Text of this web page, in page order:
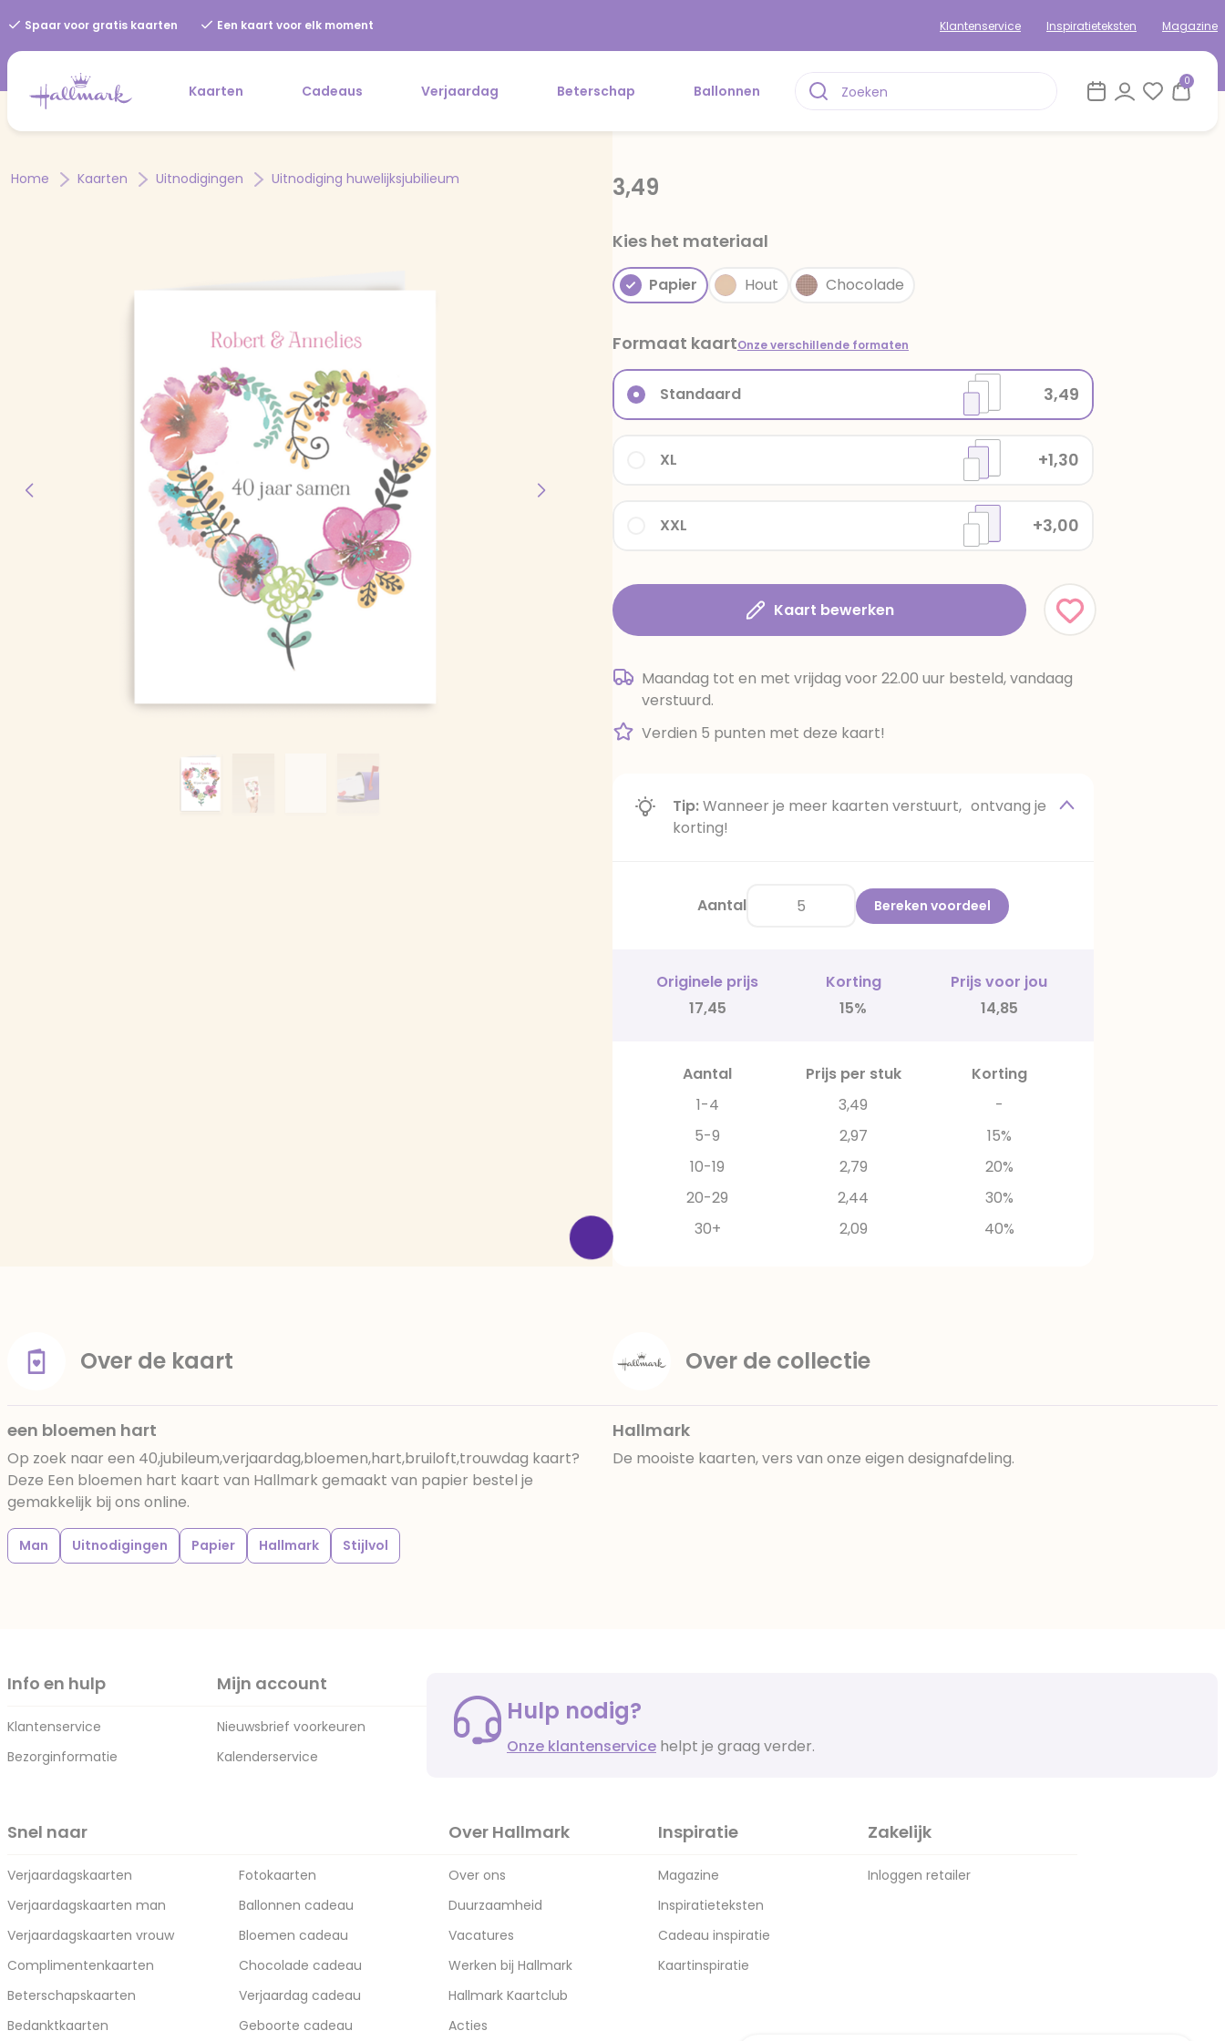
Spaar voor gratis kaarten Een kaart voor elk moment Klantenservice Inspiratieteksten Magazine
Kaarten Cadeaus Verjaardag Beterschap Ballonnen
0
Home Kaarten Uitnodigingen Uitnodiging huwelijksjubilieum 3,49
Kies het materiaal
Papier Hout Chocolade
Formaat kaartOnze verschillende formaten
XXL +3,00
XL +1,30
Standaard 3,49
Kaart bewerken
Maandag tot en met vrijdag voor 22.00 uur besteld, vandaag
verstuurd.
Verdien 5 punten met deze kaart!
Tip:Wanneer je meer kaarten verstuurt, ontvang je
korting!
Aantal Bereken voordeel
Originele prijs Korting
Prijs voor jou
17,45
15% 14,85
Aantal Prijs per stuk
Korting
1-4
3,49
-
5-9
2,97
15%
10-19
2,79
20%
20-29
2,44
30%
30+
2,09 40%
Over de kaart
een bloemen hart
Op zoek naar een 40,jubileum,verjaardag,bloemen,hart,bruiloft,trouwdag kaart?
Deze Een bloemen hart kaart van Hallmark gemaakt van papier bestel je
gemakkelijk bij ons online.
Man Uitnodigingen Papier Hallmark Stijlvol
Over de collectie
Hallmark
De mooiste kaarten, vers van onze eigen designafdeling.
Info en hulp
Klantenservice
Bezorginformatie
Mijn account
Nieuwsbrief voorkeuren
Kalenderservice
Hulp nodig?
Onze klantenservice helpt je graag verder.
Snel naar
Verjaardagskaarten
Verjaardagskaarten man
Verjaardagskaarten vrouw
Complimentenkaarten
Beterschapskaarten
Bedanktkaarten
Fotokaarten
Ballonnen cadeau
Bloemen cadeau
Chocolade cadeau
Verjaardag cadeau
Geboorte cadeau
Over Hallmark
Over ons
Duurzaamheid
Vacatures
Werken bij Hallmark
Hallmark Kaartclub
Acties
Inspiratie
Magazine
Inspiratieteksten
Cadeau inspiratie
Kaartinspiratie
Zakelijk
Inloggen retailer